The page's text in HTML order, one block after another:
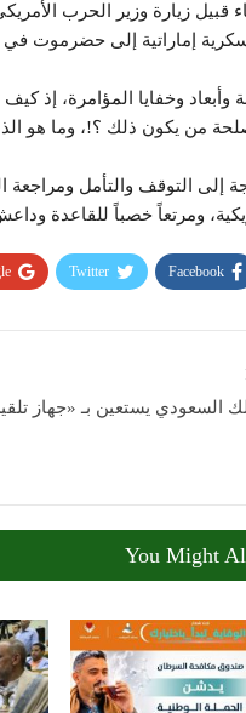
إماراتية إلى حضرموت في
وأبعاد وخفايا المؤامرة،
من يكون ذلك ؟!، وما هو
إلى التوقف والتأمل
ومرتعاً خصباً للقاعدة
Facebook
Twitter
السعودي يستعين بـ «جهاز
You Might